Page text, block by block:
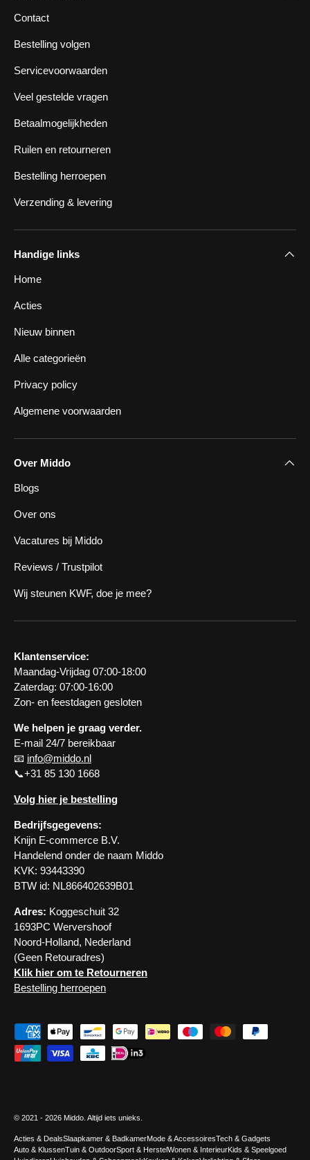
Contact
Bestelling volgen
Servicevoorwaarden
Veel gestelde vragen
Betaalmogelijkheden
Ruilen en retourneren
Bestelling herroepen
Verzending & levering
Handige links
Home
Acties
Nieuw binnen
Alle categorieën
Privacy policy
Algemene voorwaarden
Over Middo
Blogs
Over ons
Vacatures bij Middo
Reviews / Trustpilot
Wij steunen KWF, doe je mee?
Klantenservice:
Maandag-Vrijdag 07:00-18:00
Zaterdag: 07:00-16:00
Zon- en feestdagen gesloten
We helpen je graag verder.
E-mail 24/7 bereikbaar
📧 info@middo.nl
📞+31 85 130 1668
Volg hier je bestelling
Bedrijfsgegevens:
Knijn E-commerce B.V.
Handelend onder de naam Middo
KVK: 93443390
BTW id: NL866402639B01
Adres: Koggeschuit 32
1693PC Wervershoof
Noord-Holland, Nederland
(Geen Retouradres)
Klik hier om te Retourneren
Bestelling herroepen
Geaccepteerde betaalmethoden
© 2021 - 2026 Middo . Altijd iets unieks.
Acties & DealsSlaapkamer & BadkamerMode & AccessoiresTech & Gadgets
Auto & KlussenTuin & OutdoorSport & HerstelWonen & InterieurKids & Speelgoed